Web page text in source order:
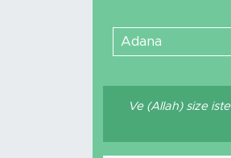
Adana
Ve (Allah) size